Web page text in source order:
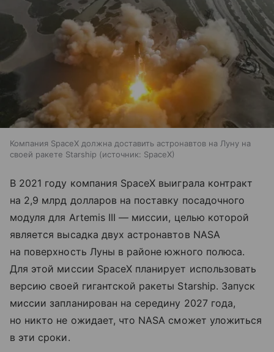
Компания SpaceX должна доставить астронавтов на Луну на
своей ракете Starship
источник: SpaceX
В 2021 году компания SpaceX выиграла контракт
на 2,9 млрд долларов на поставку посадочного
модуля для Artemis III — миссии, целью которой
является высадка двух астронавтов NASA
на поверхность Луны в районе южного полюса.
Для этой миссии SpaceX планирует использовать
версию своей гигантской ракеты Starship. Запуск
миссии запланирован на середину 2027 года,
но никто не ожидает, что NASA сможет уложиться
в эти сроки.